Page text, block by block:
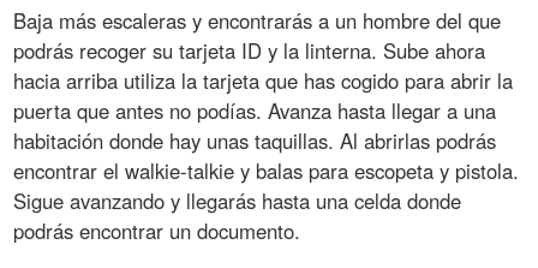
Baja más escaleras y encontrarás a un hombre del que
podrás recoger su tarjeta ID y la linterna. Sube ahora
hacia arriba utiliza la tarjeta que has cogido para abrir la
puerta que antes no podías. Avanza hasta llegar a una
habitación donde hay unas taquillas. Al abrirlas podrás
encontrar el walkie-talkie y balas para escopeta y pistola.
Sigue avanzando y llegarás hasta una celda donde
podrás encontrar un documento.